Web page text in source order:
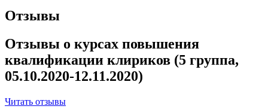
Отзывы
Отзывы о курсах повышения
квалификации клириков (5 группа,
05.10.2020-12.11.2020)
Читать отзывы